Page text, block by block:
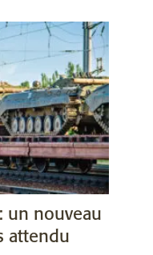
un nouveau
attendu